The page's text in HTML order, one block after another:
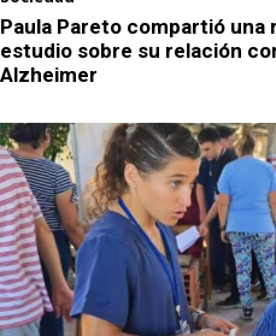
Paula Pareto compartió
estudio sobre su relación
Alzheimer